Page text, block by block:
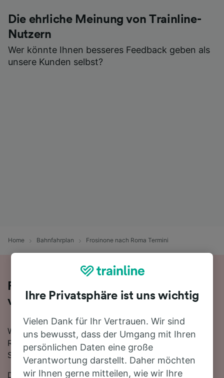
Die ehrliche Meinung von Trainline-
Nutzern
Wer könnte Ihnen besseres Feedback geben als
unsere Kunden selbst?
Home Bahnfahrplan Frosinone nach Roma Termini
Reisen Sie mit dem Zug in 38 Minuten
von Frosinone nach Roma Termini
Wenn Sie mehr über die Reise von Frosinone nach
Roma Termini mit dem Zug erfahren möchten, suchen
Sie nicht länger!
Die schnellste Reisezeit auf dieser Strecke beträgt 38
Ihre Privatsphäre ist uns wichtig
Vielen Dank für Ihr Vertrauen. Wir sind
uns bewusst, dass der Umgang mit Ihren
persönlichen Daten eine große
Verantwortung darstellt. Daher möchten
wir Ihnen gerne mitteilen, wie wir Ihre